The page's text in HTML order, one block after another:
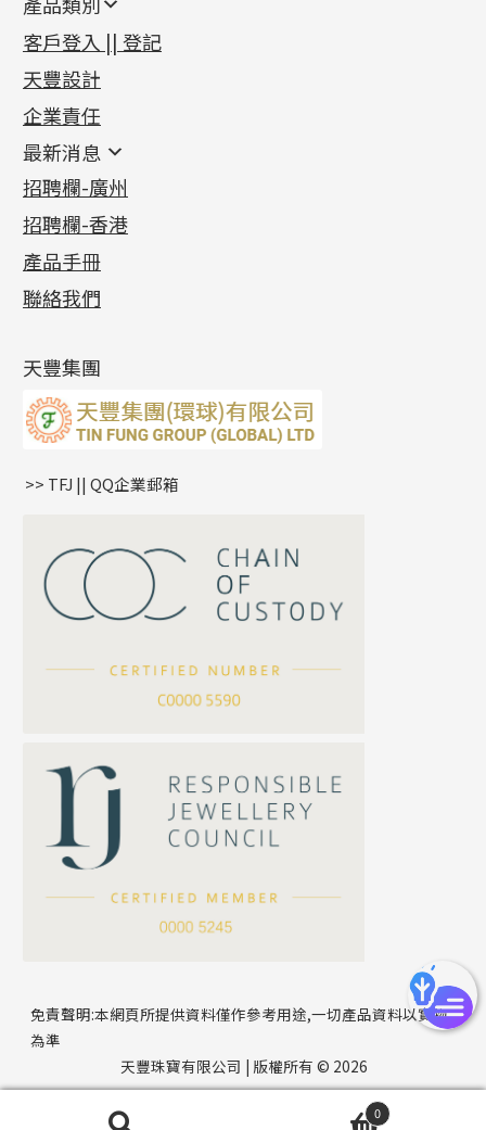
公司名稱
聯絡電話
新產品
足金系列
足金配件
機織鏈系列
珠仔鏈
镶口链
管狀網鏈
十字車花鏈系列
十字閃O鏈系列
十字錘打鏈系列
側身車花鏈系列
側身鏈系列
雙十字鏈系列
水波鏈系列
蛇骨鏈系列
鏈尾系列
嘴唇鏈系列
S車花鏈系列
珍珠鏈系列
坦克鏈系列
滿天星鏈系列
方假繩鏈系列
首飾配件
耳環類配件
卷迫系列
螺絲迫系列
梅花迫系列
平臺迫系列
綫拍系列
美拍系列
耳環扣系列
耳綫/耳鈎系列
耳環爪頭
耳環
鏈類配件
動感車花吊墜
調節珠系列
生圈扣系列
龍蝦扣系列
鴨俐制系列
字母吊墜
相盒吊墜
項鏈吊墜
生肖吊墜
星座吊墜
珠扣
其他類配件
珠盤系列
袖口鈕系列
焊片及鐳射綫
空心車花管
珠類配件
無孔光身珠
空心光身珠
無孔批花珠
鑲口類
四爪頭系列
六爪頭系列
車花片
動感車花片
鑲口戒指
鑲口手鏈系列
首飾系列
手镯系列
戒指系列
空心耳環
空心车花管首饰链
空心手鐲系列
貴金屬原料
千足金
記憶金屬系列
記憶戒指
拉簧珠珠手鏈
記憶鈦手鐲
客戶登入 || 登記
天豐設計
企業責任
最新消息
最新消息
各項證書(2)
相片集(9)
展覽會資訊
最新產品資訊
招聘欄-廣州
招聘欄-香港
產品手冊
聯絡我們
天豐集團
>> TFJ || QQ企業郵箱
免責聲明:本網頁所提供資料僅作參考用途,一切產品資料以實物
為準
天豐珠寶有限公司 | 版權所有 © 2026
0